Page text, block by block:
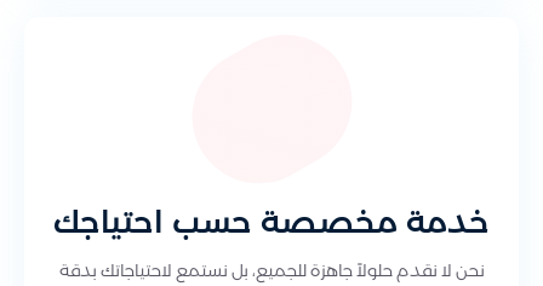
خدمة مخصصة حسب احتياجك
نحن لا نقدم حلولاً جاهزة للجميع، بل نستمع لاحتياجاتك بدقة